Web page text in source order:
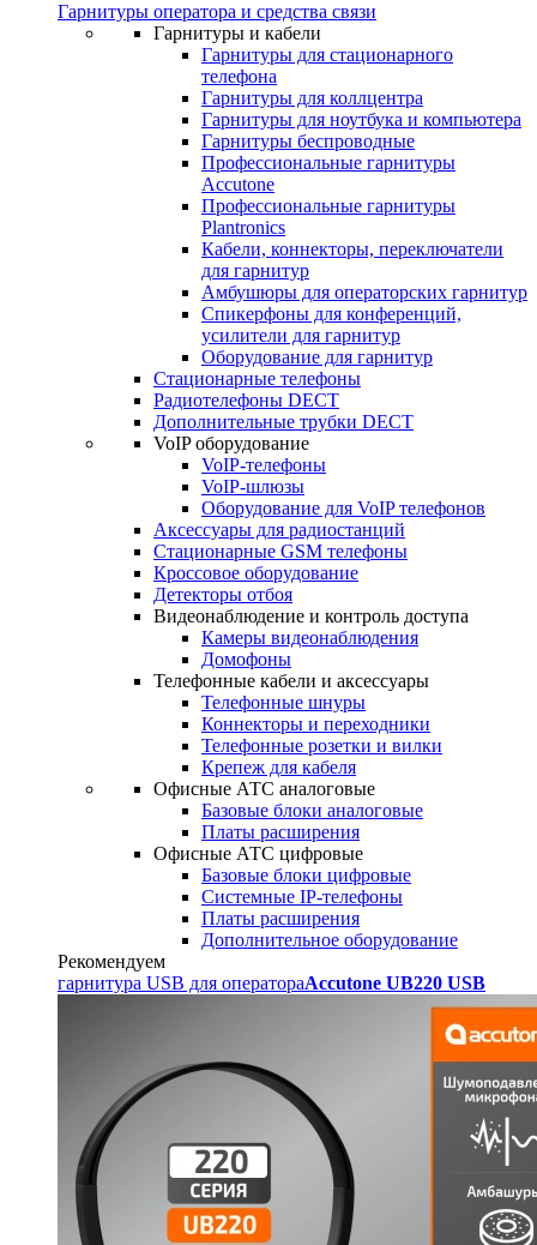
Гарнитуры оператора и средства связи
Гарнитуры и кабели
Гарнитуры для стационарного
телефона
Гарнитуры для коллцентра
Гарнитуры для ноутбука и компьютера
Гарнитуры беспроводные
Профессиональные гарнитуры
Accutone
Профессиональные гарнитуры
Plantronics
Кабели, коннекторы, переключатели
для гарнитур
Амбушюры для операторских гарнитур
Cпикерфоны для конференций,
усилители для гарнитур
Оборудование для гарнитур
Стационарные телефоны
Радиотелефоны DECT
Дополнительные трубки DECT
VoIP оборудование
VoIP-телефоны
VoIP-шлюзы
Оборудование для VoIP телефонов
Аксессуары для радиостанций
Стационарные GSM телефоны
Кроссовое оборудование
Детекторы отбоя
Видеонаблюдение и контроль доступа
Камеры видеонаблюдения
Домофоны
Телефонные кабели и аксессуары
Телефонные шнуры
Коннекторы и переходники
Телефонные розетки и вилки
Крепеж для кабеля
Офисные АТС аналоговые
Базовые блоки аналоговые
Платы расширения
Офисные АТС цифровые
Базовые блоки цифровые
Системные IP-телефоны
Платы расширения
Дополнительное оборудование
Рекомендуем
гарнитура USB для оператораAccutone UB220 USB